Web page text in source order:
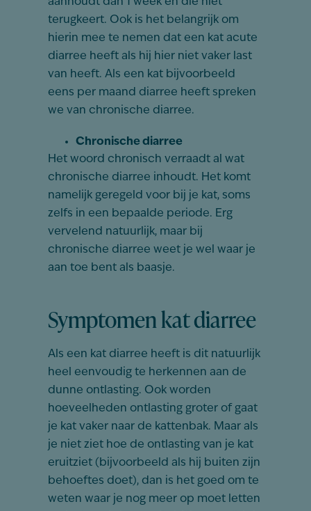
terugkeert. Ook is het belangrijk om
hierin mee te nemen dat een kat acute
diarree heeft als hij hier niet vaker last
van heeft. Als een kat bijvoorbeeld
eens per maand diarree heeft spreken
we van chronische diarree.
Chronische diarree
Het woord chronisch verraadt al wat
chronische diarree inhoudt. Het komt
namelijk geregeld voor bij je kat, soms
zelfs in een bepaalde periode. Erg
vervelend natuurlijk, maar bij
chronische diarree weet je wel waar je
aan toe bent als baasje.
Symptomen kat diarree
Als een kat diarree heeft is dit natuurlijk
heel eenvoudig te herkennen aan de
dunne ontlasting. Ook worden
hoeveelheden ontlasting groter of gaat
je kat vaker naar de kattenbak. Maar als
je niet ziet hoe de ontlasting van je kat
eruitziet (bijvoorbeeld als hij buiten zijn
behoeftes doet), dan is het goed om te
weten waar je nog meer op moet letten